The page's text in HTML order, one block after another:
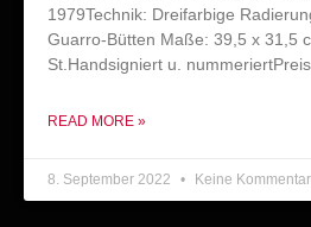
1979Technik: Dreifarbige
Guarro-Bütten Maße: 39,5 x 31,5
St.Handsigniert u.
READ MORE »
8. September 2022 Keine